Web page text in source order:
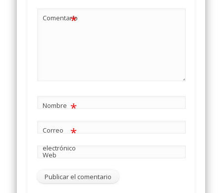
Comentario
*
Nombre *
Correo
electrónico
*
Web